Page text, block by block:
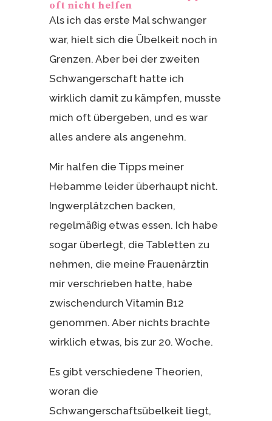
oft nicht helfen
Als ich das erste Mal schwanger
war, hielt sich die Übelkeit noch in
Grenzen. Aber bei der zweiten
Schwangerschaft hatte ich
wirklich damit zu kämpfen, musste
mich oft übergeben, und es war
alles andere als angenehm.
Mir halfen die Tipps meiner
Hebamme leider überhaupt nicht.
Ingwerplätzchen backen,
regelmäßig etwas essen. Ich habe
sogar überlegt, die Tabletten zu
nehmen, die meine Frauenärztin
mir verschrieben hatte, habe
zwischendurch Vitamin B12
genommen. Aber nichts brachte
wirklich etwas, bis zur 20. Woche.
Es gibt verschiedene Theorien,
woran die
Schwangerschaftsübelkeit liegt,